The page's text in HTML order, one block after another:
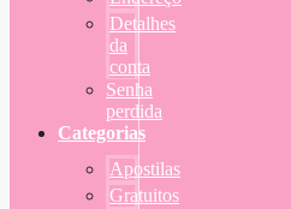
Detalhes
da
conta
Senha
perdida
Categorias
Apostilas
Gratuitos